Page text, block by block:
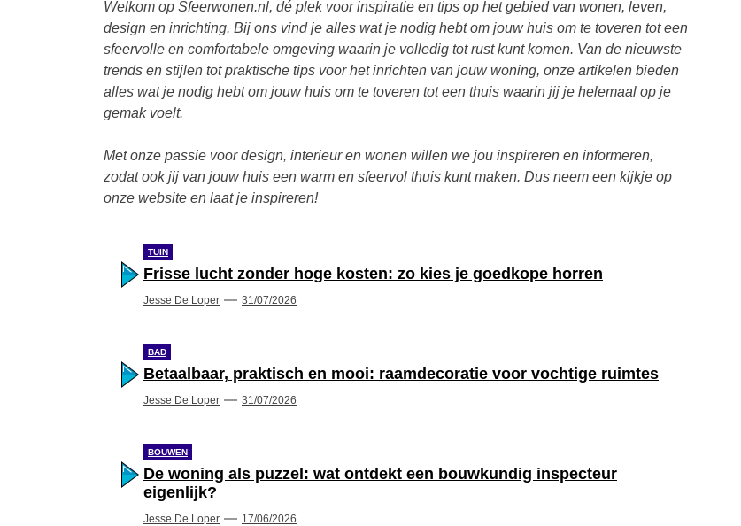
Welkom op Sfeerwonen.nl, dé plek voor inspiratie en tips op het gebied van wonen, leven,
design en inrichting. Bij ons vind je alles wat je nodig hebt om jouw huis om te toveren tot een
sfeervolle en comfortabele omgeving waarin je volledig tot rust kunt komen. Van de nieuwste
trends en stijlen tot praktische tips voor het inrichten van jouw woning, onze artikelen bieden
alles wat je nodig hebt om jouw huis om te toveren tot een thuis waarin jij je helemaal op je
gemak voelt.
Met onze passie voor design, interieur en wonen willen we jou inspireren en informeren,
zodat ook jij van jouw huis een warm en sfeervol thuis kunt maken. Dus neem een kijkje op
onze website en laat je inspireren!
TUIN
Frisse lucht zonder hoge kosten: zo kies je goedkope horren
Jesse De Loper 31/07/2026
BAD
Betaalbaar, praktisch en mooi: raamdecoratie voor vochtige ruimtes
Jesse De Loper 31/07/2026
BOUWEN
De woning als puzzel: wat ontdekt een bouwkundig inspecteur
eigenlijk?
Jesse De Loper 17/06/2026